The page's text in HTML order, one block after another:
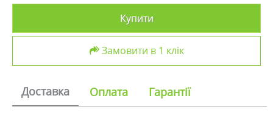
Купити
Замовити в 1 клік
Доставка Оплата Гарантії